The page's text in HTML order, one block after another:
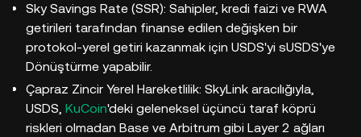
Sky Savings Rate (SSR): Sahipler, kredi faizi ve RWA
getirileri tarafından finanse edilen değişken bir
protokol-yerel getiri kazanmak için USDS'yi sUSDS'ye
Dönüştürme yapabilir.
Çapraz Zincir Yerel Hareketlilik: SkyLink aracılığıyla,
USDS, KuCoin'deki geleneksel üçüncü taraf köprü
riskleri olmadan Base ve Arbitrum gibi Layer 2 ağları